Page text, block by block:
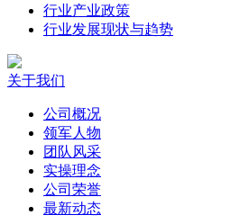
行业产业政策
行业发展现状与趋势
关于我们
公司概况
领军人物
团队风采
实操理念
公司荣誉
最新动态